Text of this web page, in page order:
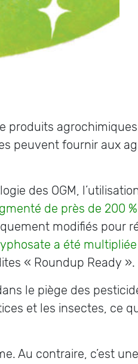
produits
peuvent fournir aux
des OGM,
de près de 200
modifiés pour
a été
« Roundup Ready ».
le piège des
et les insectes, ce
Au contraire, c’est